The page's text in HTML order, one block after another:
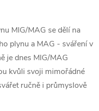
MIG/MAG se dělí na
plynu a MAG - sváření v
je dnes MIG/MAG
kvůli svoji mimořádné
ručně i průmyslově